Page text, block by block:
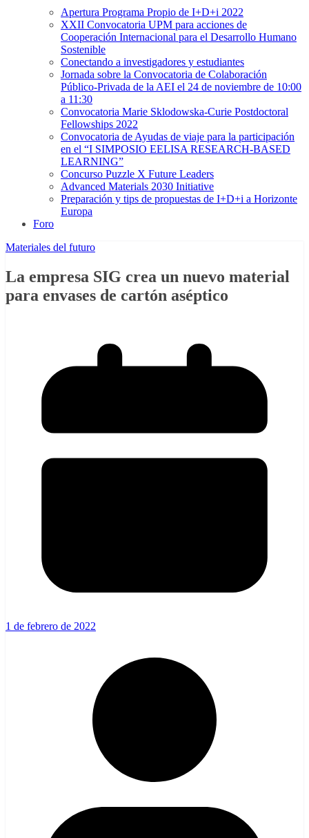
Apertura Programa Propio de I+D+i 2022
XXII Convocatoria UPM para acciones de
Cooperación Internacional para el Desarrollo Humano
Sostenible
Conectando a investigadores y estudiantes
Jornada sobre la Convocatoria de Colaboración
Público-Privada de la AEI el 24 de noviembre de 10:00
a 11:30
Convocatoria Marie Sklodowska-Curie Postdoctoral
Fellowships 2022
Convocatoria de Ayudas de viaje para la participación
en el “I SIMPOSIO EELISA RESEARCH-BASED
LEARNING”
Concurso Puzzle X Future Leaders
Advanced Materials 2030 Initiative
Preparación y tips de propuestas de I+D+i a Horizonte
Europa
Foro
Materiales del futuro
La empresa SIG crea un nuevo material
para envases de cartón aséptico
1 de febrero de 2022